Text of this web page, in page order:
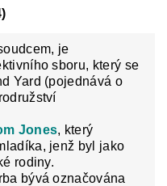
je
sboru, který se
Yard (pojednává o
Jones, který
jenž byl jako
rodiny.
bývá označována